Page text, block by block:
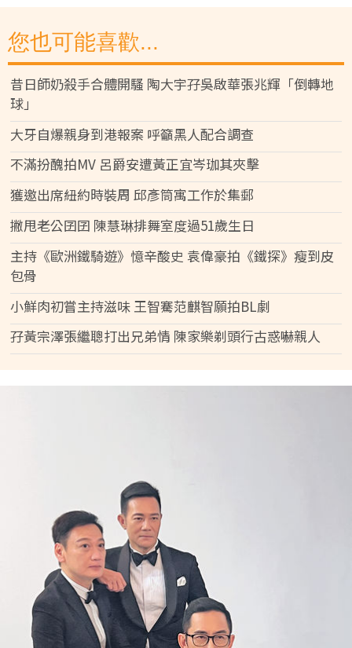
您也可能喜歡...
昔日師奶殺手合體開騷 陶大宇孖吳啟華張兆輝「倒轉地
球」
大牙自爆親身到港報案 呼籲黑人配合調查
不滿扮醜拍MV 呂爵安遭黃正宜岑珈其夾擊
獲邀出席紐約時裝周 邱彥筒寓工作於集郵
撇甩老公囝囝 陳慧琳排舞室度過51歲生日
主持《歐洲鐵騎遊》憶辛酸史 袁偉豪拍《鐵探》瘦到皮
包骨
小鮮肉初嘗主持滋味 王智騫范麒智願拍BL劇
孖黃宗澤張繼聰打出兄弟情 陳家樂剃頭行古惑嚇親人